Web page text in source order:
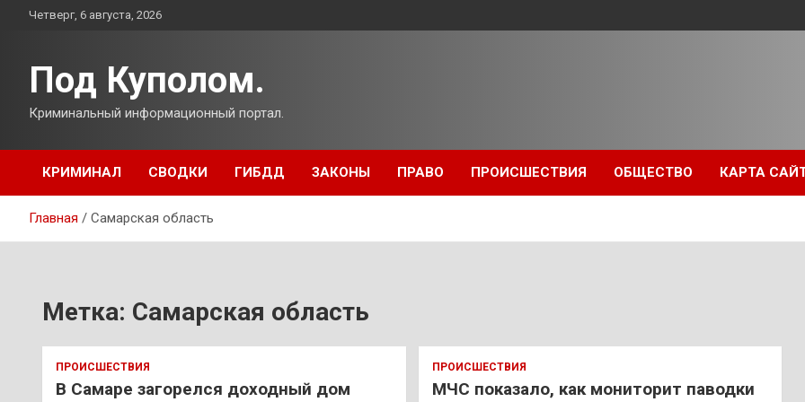
ПерейтиЧетверг, 6 августа, 2026
Под Куполом.
Криминальный информационный портал.
КРИМИНАЛ СВОДКИ ГИБДД ЗАКОНЫ ПРАВО ПРОИСШЕСТВИЯ ОБЩЕСТВО КАРТА
Главная Самарская область
Метка: Самарская область
ПРОИСШЕСТВИЯ
В Самаре загорелся доходный дом
ПРОИСШЕСТВИЯ
МЧС показало, как мониторит паводки